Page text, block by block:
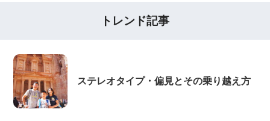
トレンド記事
ステレオタイプ・偏見とその乗り越え方